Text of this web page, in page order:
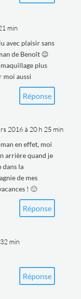
min
avec plaisir sans
de Benoît 😉
plus
moi aussi
Réponse
2016 à 20 h 25 min
en effet, moi
arrière quand je
dans la
de mes
! 🙂
Réponse
min
Réponse